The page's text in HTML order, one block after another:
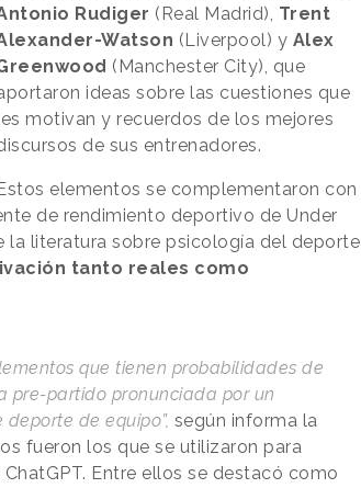
Rudiger (Real Madrid), Trent
Watson (Liverpool) y Alex
(Manchester City), que
ideas sobre las cuestiones que
motivan y recuerdos de los mejores
de sus entrenadores.
Estos elementos se complementaron con
de rendimiento deportivo de Under
la literatura sobre psicología del deporte
tanto reales como
que tienen probabilidades de
pre-partido pronunciada por un
de equipo”, según informa la
fueron los que se utilizaron para
Entre ellos se destacó como